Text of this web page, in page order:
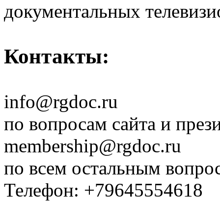
документальных
Контакты:
info@rgdoc.ru
по вопросам сайта и
membership@rgdoc.ru
по всем остальным
Телефон: +79645554618